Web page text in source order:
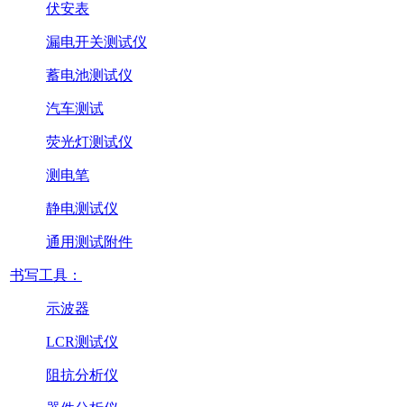
伏安表
漏电开关测试仪
蓄电池测试仪
汽车测试
荧光灯测试仪
测电笔
静电测试仪
通用测试附件
书写工具：
示波器
LCR测试仪
阻抗分析仪